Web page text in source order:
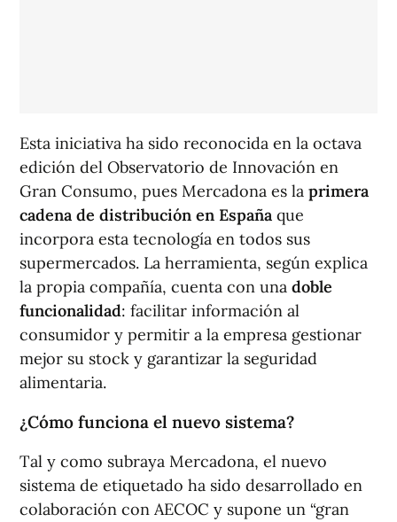
Esta iniciativa ha sido reconocida en la octava
edición del Observatorio de Innovación en
Gran Consumo, pues Mercadona es la primera
cadena de distribución en España que
incorpora esta tecnología en todos sus
supermercados. La herramienta, según explica
la propia compañía, cuenta con una doble
funcionalidad: facilitar información al
consumidor y permitir a la empresa gestionar
mejor su stock y garantizar la seguridad
alimentaria.
¿Cómo funciona el nuevo sistema?
Tal y como subraya Mercadona, el nuevo
sistema de etiquetado ha sido desarrollado en
colaboración con AECOC y supone un “gran